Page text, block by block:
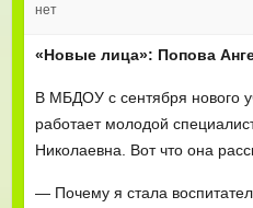
нет
«Новые лица»: Попова
В МБДОУ с сентября нового
работает молодой
Николаевна. Вот что она
— Почему я стала